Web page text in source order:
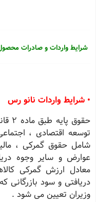
شرایط واردات و صادرات
• شرایط واردات نانو رس
توسعه اقتصادی ،
شامل حقوق گمرکی ،
عوارض و سایر وجوه
معادل ارزش گمرکی
وزیران تعیین می شود .